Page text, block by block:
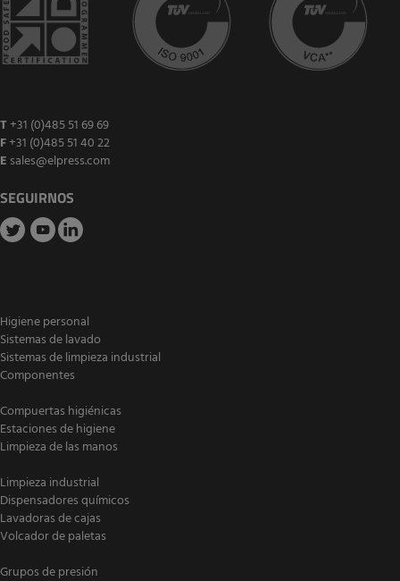
T +31 (0)485 51 69 69
F+31 (0)485 51 40 22
E sales@elpress.com
SEGUIRNOS
Higiene personal
Sistemas de lavado
Sistemas de limpieza industrial
Componentes
Compuertas higiénicas
Estaciones de higiene
Limpieza de las manos
Limpieza industrial
Dispensadores químicos
Lavadoras de cajas
Volcador de paletas
Grupos de presión